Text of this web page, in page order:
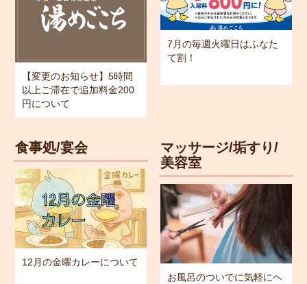
【変更のお知らせ】5時間
以上ご滞在で追加料金200
円について
7月の毎週火曜日はふなた
て割！
食事処/宴会
12月の金曜カレーについて
マッサージ/垢すり/
美容室
お風呂のついでに気軽にヘ